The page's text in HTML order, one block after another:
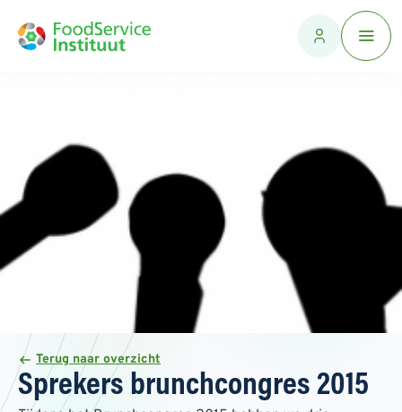
Terug naar overzicht
Sprekers brunchcongres 2015